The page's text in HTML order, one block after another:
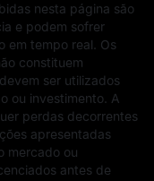
nesta página são
e podem sofrer
em tempo real. Os
constituem
ser utilizados
ou investimento. A
perdas decorrentes
apresentadas
mercado ou
antes de